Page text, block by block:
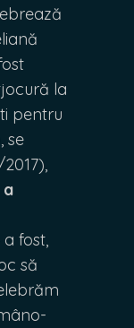
la
pentru
se
a
fost,
să